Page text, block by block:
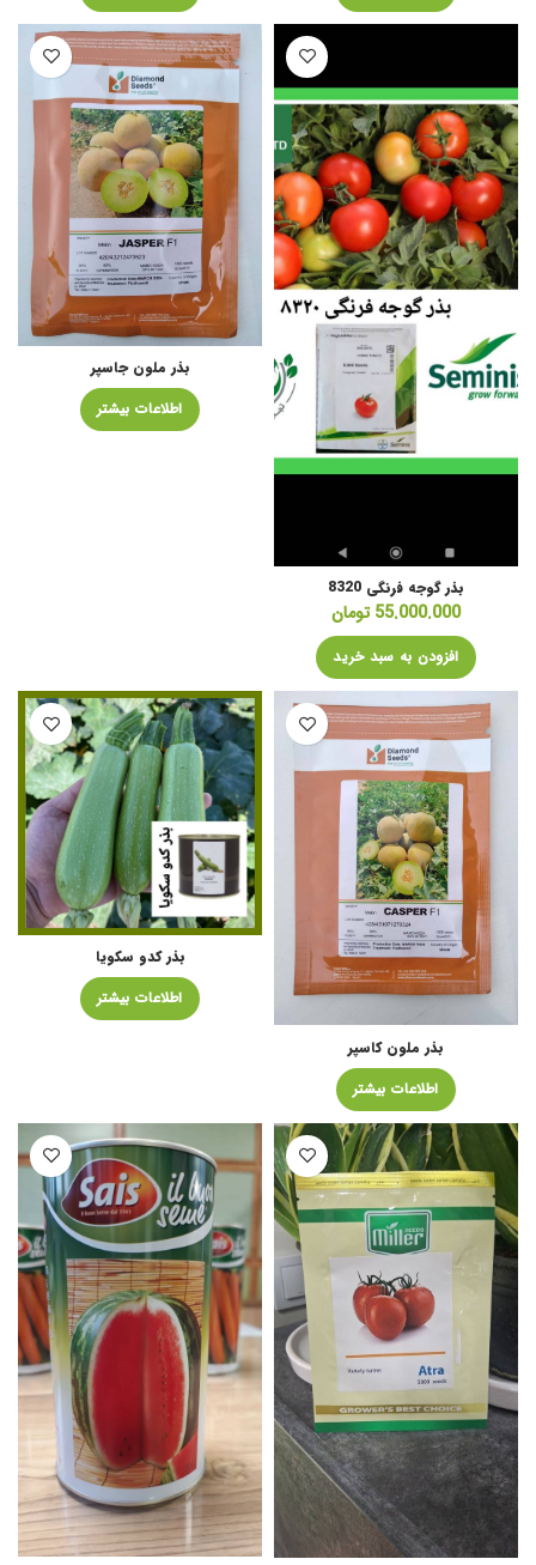
بذر گوجه فرنگی 8320
55.000.000 تومان
افزودن به سبد خرید
بذر ملون جاسپر
اطلاعات بیشتر
بذر ملون کاسپر
اطلاعات بیشتر
بذر کدو سکویا
اطلاعات بیشتر